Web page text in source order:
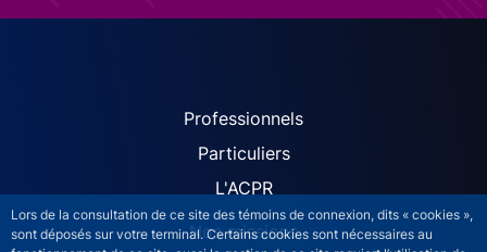
Lors de la consultation de ce site des témoins de connexion, dits « cookies »,
sont déposés sur votre terminal. Certains cookies sont nécessaires au
ACPR site navigation
Professionnels
Particuliers
L'ACPR
Nos missions